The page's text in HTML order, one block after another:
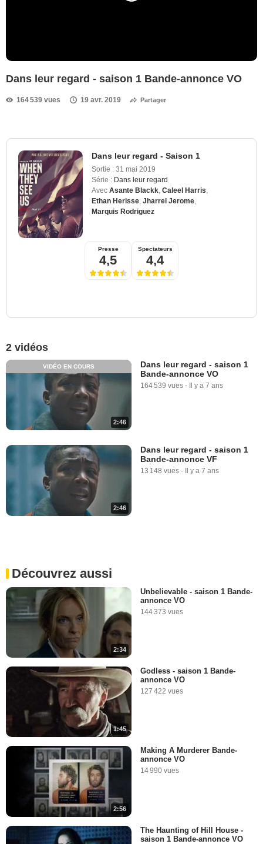
Dans leur regard - saison 1 Bande-annonce VO
164 539 vues 19 avr. 2019 Partager
Dans leur regard - Saison 1
Sortie : 31 mai 2019
Série : Dans leur regard
Avec Asante Blackk Caleel Harris
Ethan Herisse Jharrel Jerome
Marquis Rodriguez
Presse
4,5
Spectateurs
4,4
2 vidéos
2:46
VIDÉO EN COURS
Dans leur regard - saison 1
Bande-annonce VO
164 539 vues - Il y a 7 ans
2:46
Dans leur regard - saison 1
Bande-annonce VF
13 148 vues - Il y a 7 ans
Découvrez aussi
2:34
Unbelievable - saison 1 Bande-
annonce VO
144 373 vues
1:45
Godless - saison 1 Bande-
annonce VO
127 422 vues
2:56
Making A Murderer Bande-
annonce VO
14 990 vues
The Haunting of Hill House -
saison 1 Bande-annonce VO